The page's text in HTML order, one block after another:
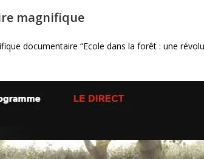
magnifique
documentaire “Ecole dans la forêt : une